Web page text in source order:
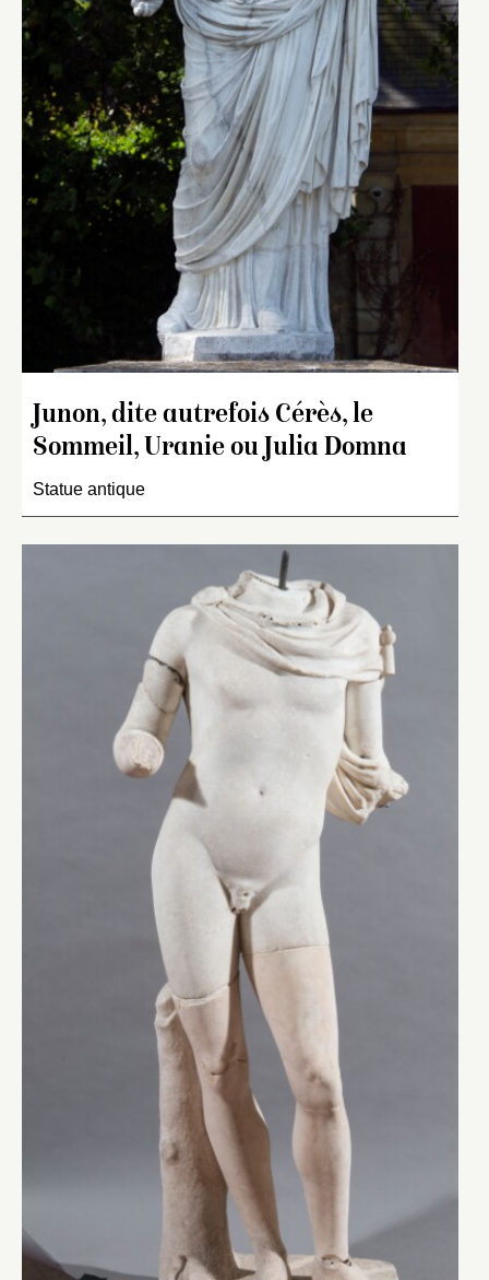
Junon, dite autrefois Cérès, le
Sommeil, Uranie ou Julia Domna
Statue antique